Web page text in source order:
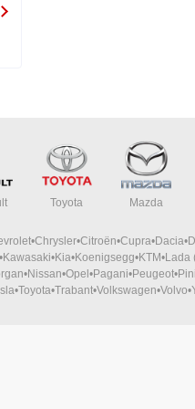
Toyota Mazda
Chrysler Citroën Cupra Dacia
Kawasaki Kia Koenigsegg KTM Lada
Nissan Opel Pagani Peugeot
Toyota Trabant Volkswagen Volvo